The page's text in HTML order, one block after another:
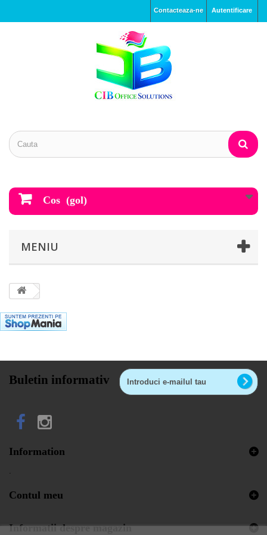
Autentificare
Contacteaza-ne
Cos (gol)
MENIU
Buletin informativ
Information
.
Contul meu
Informatii despre magazin